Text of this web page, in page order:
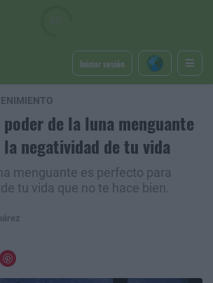
Iniciar sesión
de la luna menguante
negatividad de tu vida
menguante es perfecto para
tu vida que no te hace bien.